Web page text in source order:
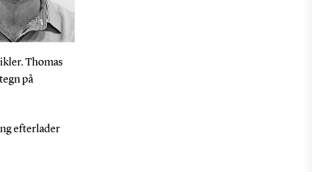
Thomas
på
efterlader